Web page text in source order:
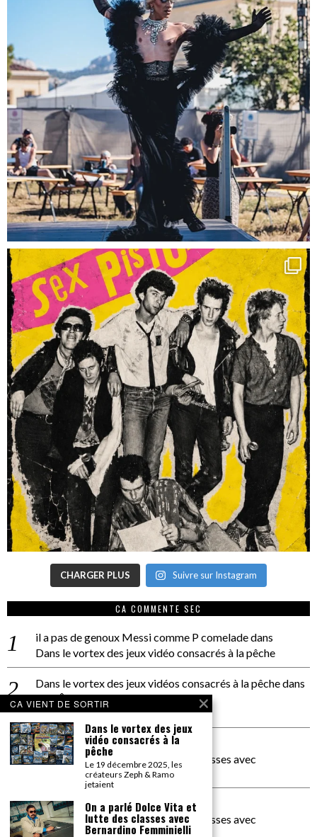
CHARGER PLUS Suivre sur Instagram
CA COMMENTE SEC
il a pas de genoux Messi comme P comeladedans
Dans le vortex des jeux vidéo consacrés à la pêche
Dans le vortex des jeux vidéos consacrés à la pêchedans
PACÔME THIELLEMENT
La séance d’Hip Gnose
La Patrie
dans
On a parlé Dolce Vita et lutte des classes avec
Bernardino Femminielli
carte noire negra à l'o tiededans
On a parlé Dolce Vita et lutte des classes avec
Bernardino Femminielli
CA VIENT DE SORTIR
Dans le vortex des jeux
vidéo consacrés à la
pêche
Le 19 décembre 2025, les
créateurs Zeph & Ramo
jetaient
On a parlé Dolce Vita et
lutte des classes avec
Bernardino Femminielli